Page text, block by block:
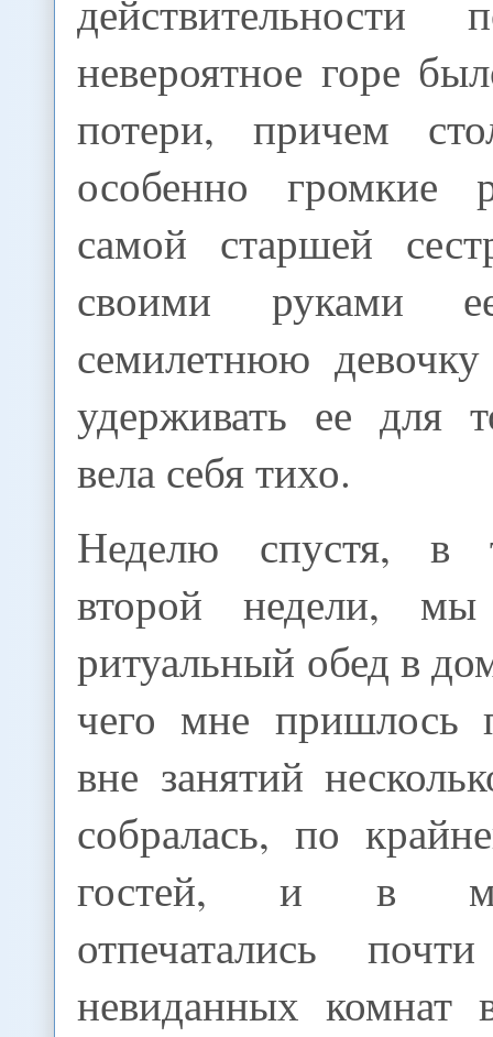
невероятное горе
потери, причем
особенно громкие
самой старшей
своими руками
семилетнюю
удерживать ее для
вела себя тихо.
Неделю спустя, в
второй недели, мы
ритуальный обед в
чего мне пришлось
вне занятий
собралась, по
гостей, и в
отпечатались
невиданных комнат